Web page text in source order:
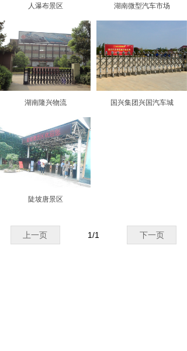
人瀑布景区 湖南微型汽车市场
湖南隆兴物流 国兴集团兴国汽车城
陡坡唐景区
上一页 下一页
1/1